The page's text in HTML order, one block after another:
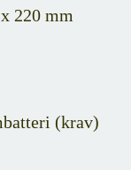
220 mm
(krav)